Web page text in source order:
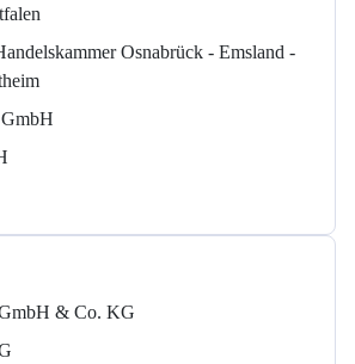
Osnabrück - Emsland -
& Co. KG